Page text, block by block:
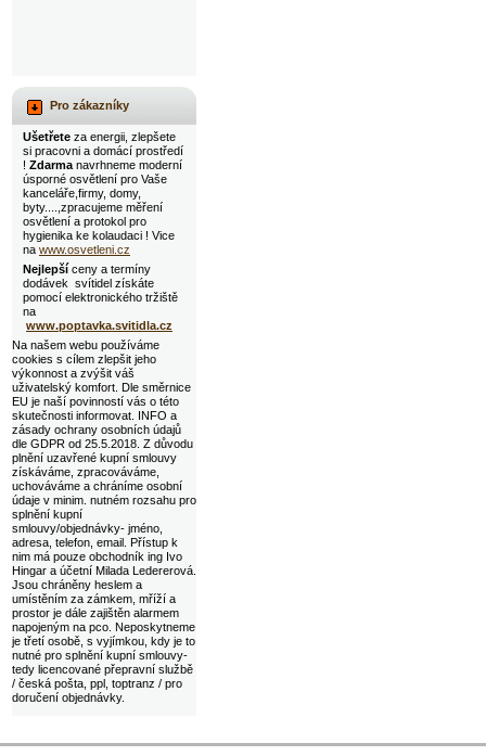
Pro zákazníky
Ušetřete za energii, zlepšete
si pracovni a domácí prostředí
! Zdarma navrhneme moderní
úsporné osvětlení pro Vaše
kanceláře,firmy, domy,
byty....,zpracujeme měření
osvětlení a protokol pro
hygienika ke kolaudaci ! Vice
na www.osvetleni.cz
Nejlepší ceny a termíny
dodávek svítidel získáte
pomocí elektronického tržiště
na
www.poptavka.svitidla.cz
Na našem webu používáme
cookies s cílem zlepšit jeho
výkonnost a zvýšit váš
uživatelský komfort. Dle směrnice
EU je naší povinností vás o této
skutečnosti informovat. INFO a
zásady ochrany osobních údajů
dle GDPR od 25.5.2018. Z důvodu
plnění uzavřené kupní smlouvy
získáváme, zpracováváme,
uchováváme a chráníme osobní
údaje v minim. nutném rozsahu pro
splnění kupní
smlouvy/objednávky- jméno,
adresa, telefon, email. Přístup k
nim má pouze obchodník ing Ivo
Hingar a účetní Milada Ledererová.
Jsou chráněny heslem a
umístěním za zámkem, mříží a
prostor je dále zajištěn alarmem
napojeným na pco. Neposkytneme
je třetí osobě, s vyjímkou, kdy je to
nutné pro splnění kupní smlouvy-
tedy licencované přepravní službě
/ česká pošta, ppl, toptranz / pro
doručení objednávky.